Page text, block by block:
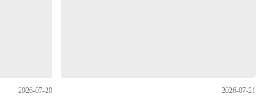
2026-07-21
2026-07-20